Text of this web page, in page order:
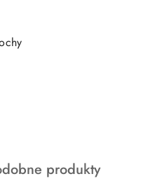
produkty